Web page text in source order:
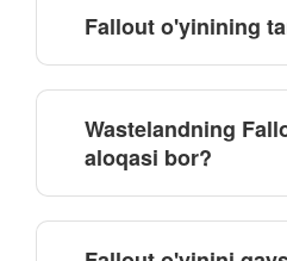
Fallout o'yinining
Wastelandning
aloqasi bor?